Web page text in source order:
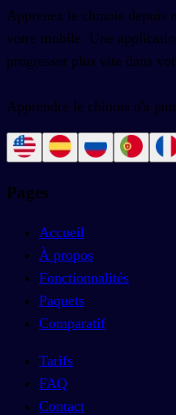
Apprenez le chinois depuis
votre mobile. Une
progresser plus vite dans
Apprendre le chinois n'a
Pages
Accueil
À propos
Fonctionnalités
Paquets
Comparatif
Tarifs
FAQ
Contact